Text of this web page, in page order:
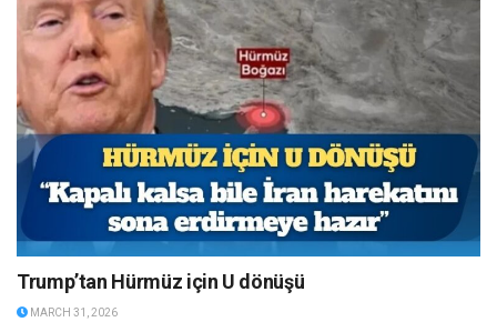
Trump’tan Hürmüz için U dönüşü
MARCH 31, 2026